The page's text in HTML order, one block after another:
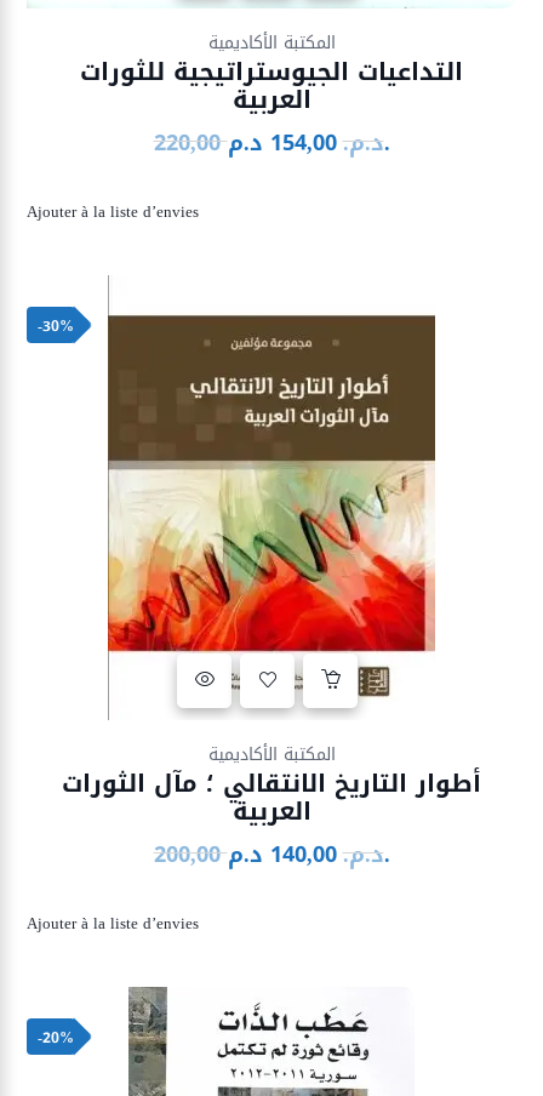
Ajouter à la liste d’envies
المكتبة الأكاديمية
التداعيات الجيوستراتيجية للثورات
العربية
220,00 د.م.
Le
154,00 د.م.Le
Ajouter à la liste d’envies
-30%
Ajouter à la liste d’envies
المكتبة الأكاديمية
أطوار التاريخ الانتقالي ؛ مآل الثورات
العربية
200,00 د.م.
Le
140,00 د.م.Le
Ajouter à la liste d’envies
-20%